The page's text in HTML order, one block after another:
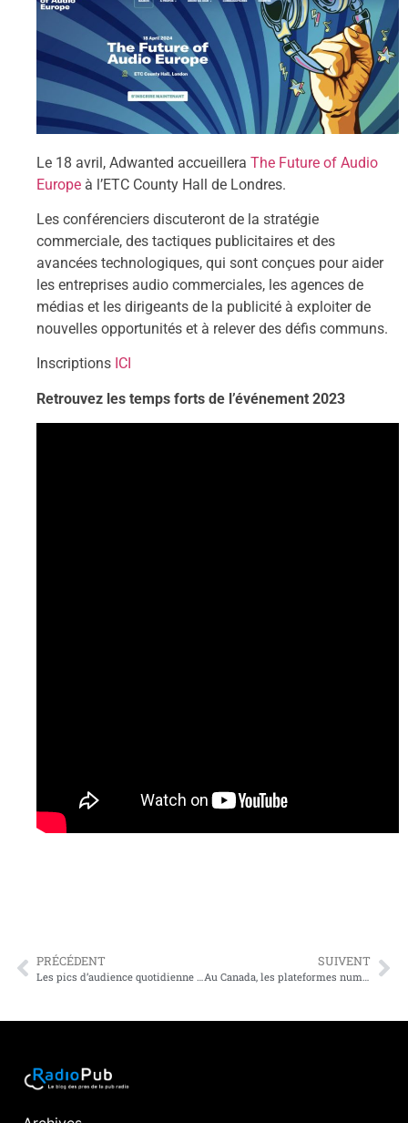
Le 18 avril, Adwanted accueillera The Future of Audio
Europe à l’ETC County Hall de Londres.
Les conférenciers discuteront de la stratégie
commerciale, des tactiques publicitaires et des
avancées technologiques, qui sont conçues pour aider
les entreprises audio commerciales, les agences de
médias et les dirigeants de la publicité à exploiter de
nouvelles opportunités et à relever des défis communs.
Inscriptions ICI
Retrouvez les temps forts de l’événement 2023
PRÉCÉDENT SUIVENT